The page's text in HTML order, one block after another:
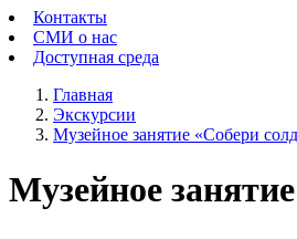
Контакты
СМИ о нас
Доступная среда
Главная
Экскурсии
Музейное занятие «Собери
Музейное